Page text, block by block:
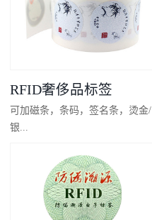
RFID奢侈品标签
可加磁条，条码，签名条，烫金/
银...
凸码，金/银底